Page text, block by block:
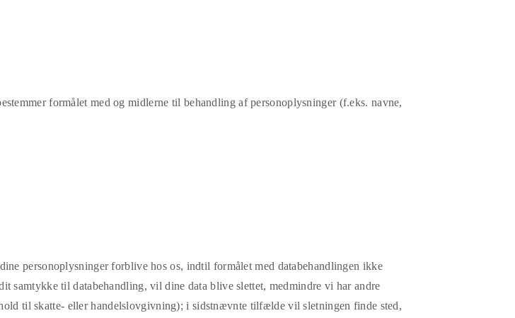
formålet med og midlerne til behandling af personoplysninger (f.eks. navne,
personoplysninger forblive hos os, indtil formålet med databehandlingen ikke
til databehandling, vil dine data blive slettet, medmindre vi har andre
til skatte- eller handelslovgivning); i sidstnævnte tilfælde vil sletningen finde sted,